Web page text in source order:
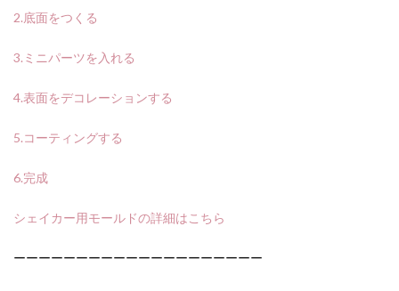
2.底面をつくる
3.ミニパーツを入れる
4.表面をデコレーションする
5.コーティングする
6.完成
シェイカー用モールドの詳細はこちら
ーーーーーーーーーーーーーーーーーーーー